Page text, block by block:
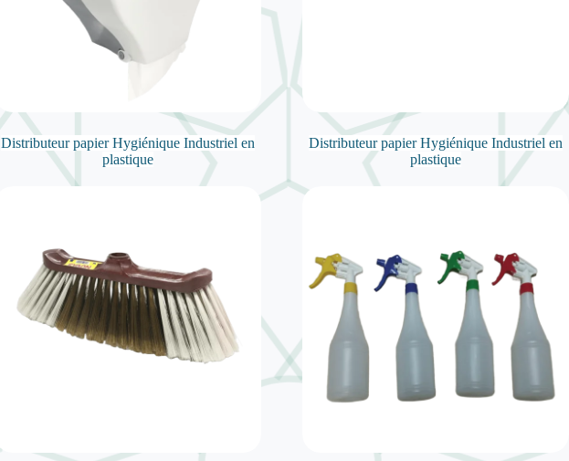
Distributeur papier Hygiénique Industriel en
plastique
Distributeur papier Hygiénique Industriel en
plastique